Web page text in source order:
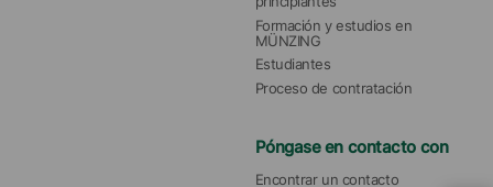
Formación y estudios en
MÜNZING
Estudiantes
Proceso de contratación
Póngase en contacto con
Encontrar un contacto